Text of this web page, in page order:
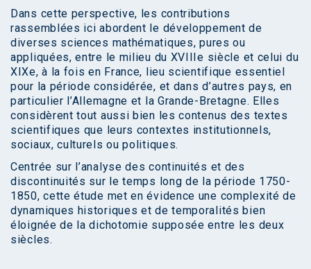
Dans cette perspective, les contributions
rassemblées ici abordent le développement de
diverses sciences mathématiques, pures ou
appliquées, entre le milieu du XVIIIe siècle et celui du
XIXe, à la fois en France, lieu scientifique essentiel
pour la période considérée, et dans d’autres pays, en
particulier l’Allemagne et la Grande-Bretagne. Elles
considèrent tout aussi bien les contenus des textes
scientifiques que leurs contextes institutionnels,
sociaux, culturels ou politiques.
Centrée sur l’analyse des continuités et des
discontinuités sur le temps long de la période 1750-
1850, cette étude met en évidence une complexité de
dynamiques historiques et de temporalités bien
éloignée de la dichotomie supposée entre les deux
siècles.